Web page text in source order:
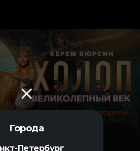
Города
Петербург